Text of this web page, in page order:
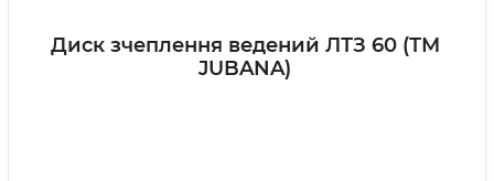
Диск зчеплення ведений ЛТЗ 60 (ТМ
JUBANA)